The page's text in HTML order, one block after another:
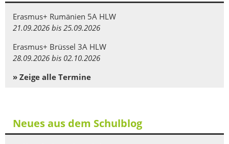
Erasmus+ Rumänien 5A HLW
21.09.2026 bis 25.09.2026
Erasmus+ Brüssel 3A HLW
28.09.2026 bis 02.10.2026
» Zeige alle Termine
Neues aus dem Schulblog